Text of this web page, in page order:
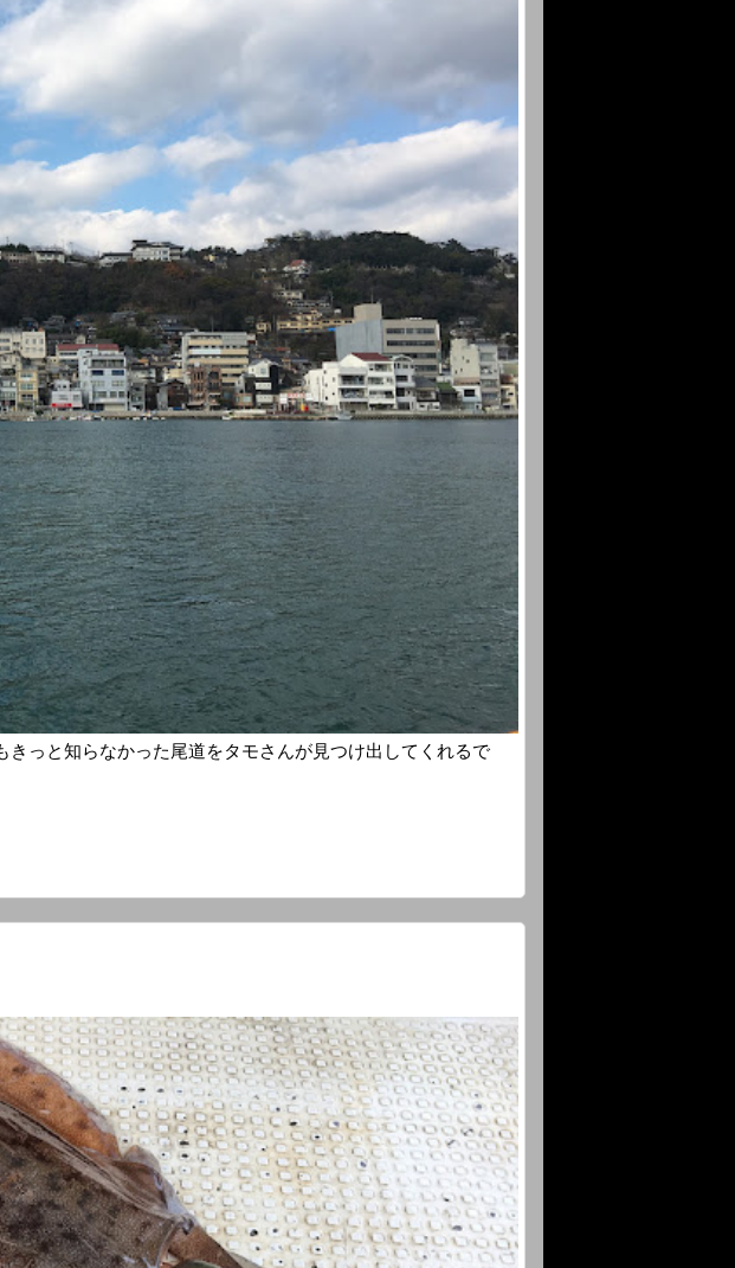
っと知らなかった尾道をタモさんが見つけ出してくれるで